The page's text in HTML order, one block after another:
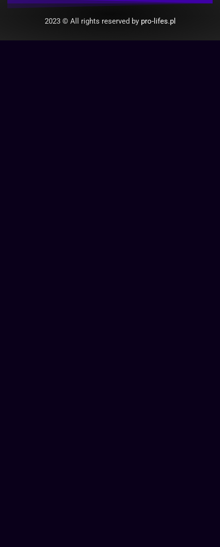
2023 © All rights reserved by pro-lifes.pl